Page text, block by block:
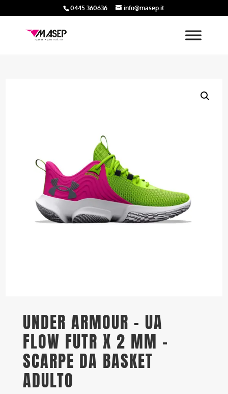
0445 360636 info@masep.it
UNDER ARMOUR – UA
FLOW FUTR X 2 MM –
SCARPE DA BASKET
ADULTO